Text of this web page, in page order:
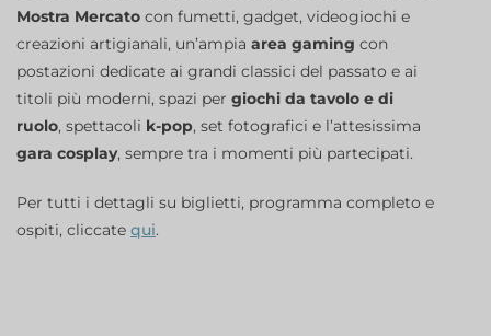
Mostra Mercato con fumetti, gadget, videogiochi e
creazioni artigianali, un’ampia area gaming con
postazioni dedicate ai grandi classici del passato e ai
titoli più moderni, spazi per giochi da tavolo e di
ruolo, spettacoli k-pop, set fotografici e l’attesissima
gara cosplay, sempre tra i momenti più partecipati.
Per tutti i dettagli su biglietti, programma completo e
ospiti, cliccate qui.